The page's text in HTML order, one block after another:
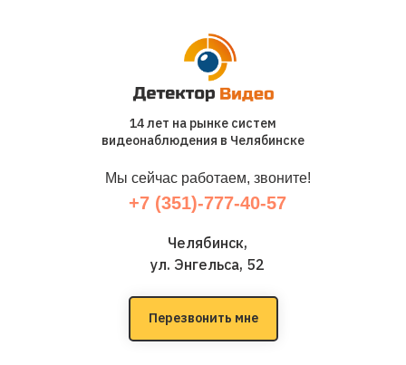
14 лет на рынке систем
видеонаблюдения в Челябинске
Мы сейчас работаем, звоните!
+7 (351)-777-40-57
Челябинск,
ул. Энгельса, 52
Перезвонить мне